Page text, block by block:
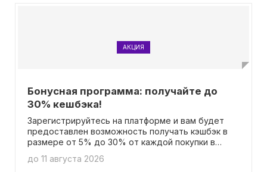
АКЦИЯ
Бонусная программа: получайте до
30% кешбэка!
Зарегистрируйтесь на платформе и вам будет
предоставлен возможность получать кэшбэк в
размере от 5% до 30% от каждой покупки в
отличная возможность экономить, наслаждаясь
до 11 августа 2026